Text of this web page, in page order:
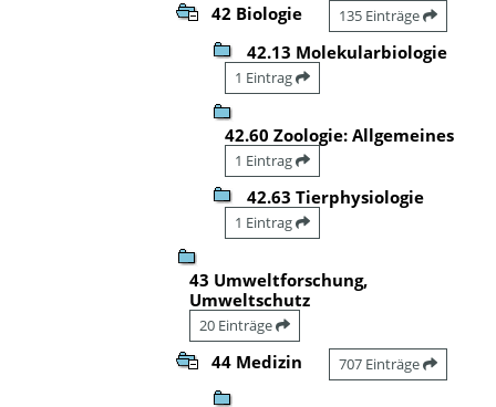
42 Biologie 135 Einträge
42.13 Molekularbiologie
1 Eintrag
42.60 Zoologie: Allgemeines
1 Eintrag
42.63 Tierphysiologie
1 Eintrag
43 Umweltforschung,
Umweltschutz
20 Einträge
44 Medizin 707 Einträge